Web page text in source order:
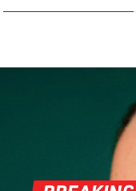
For
All
面膜
For
Dual
LED
Anti-
LED
Scalp
Full-
Full-